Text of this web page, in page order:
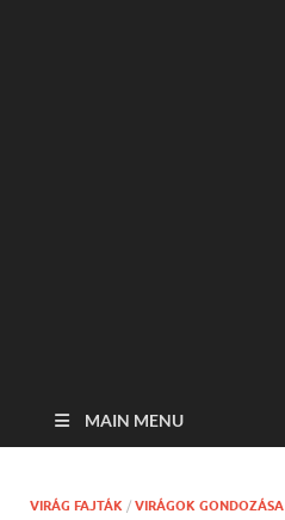
MAIN MENU
VIRÁG FAJTÁK / VIRÁGOK GONDOZÁSA